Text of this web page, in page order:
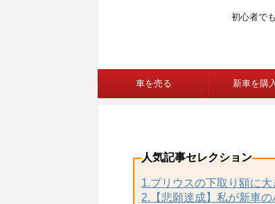
初心者で
車を売る 新車を購
人気記事セレクション
1.プリウスの下取り額に
2.【悲願達成】私が新車